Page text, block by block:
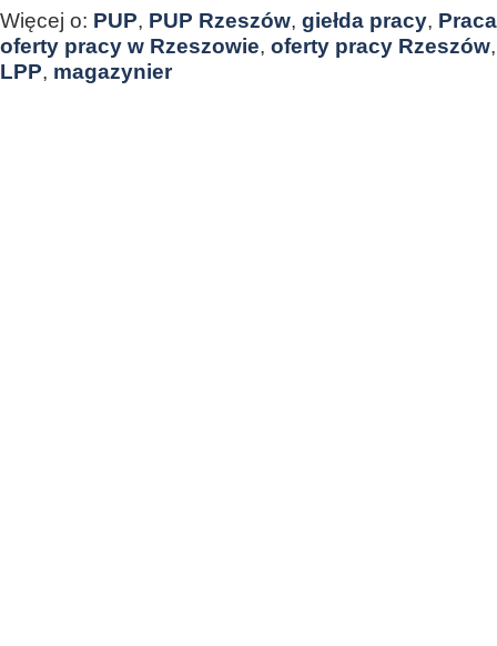
Więcej o: PUP, PUP Rzeszów, giełda pracy,
oferty pracy w Rzeszowie, oferty pracy Rzeszów
LPP, magazynier